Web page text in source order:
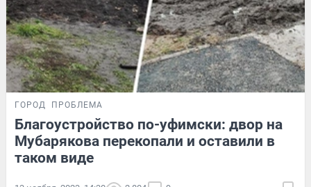
ГОРОД ПРОБЛЕМА
Благоустройство по-уфимски: двор на
Мубарякова перекопали и оставили в
таком виде